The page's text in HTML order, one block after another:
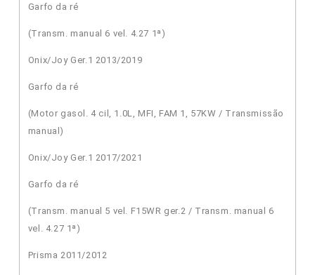
Garfo da ré
(Transm. manual 6 vel. 4.27 1ª)
Onix/Joy Ger.1 2013/2019
Garfo da ré
(Motor gasol. 4 cil, 1.0L, MFI, FAM 1, 57KW / Transmissão
manual)
Onix/Joy Ger.1 2017/2021
Garfo da ré
(Transm. manual 5 vel. F15WR ger.2 / Transm. manual 6
vel. 4.27 1ª)
Prisma 2011/2012